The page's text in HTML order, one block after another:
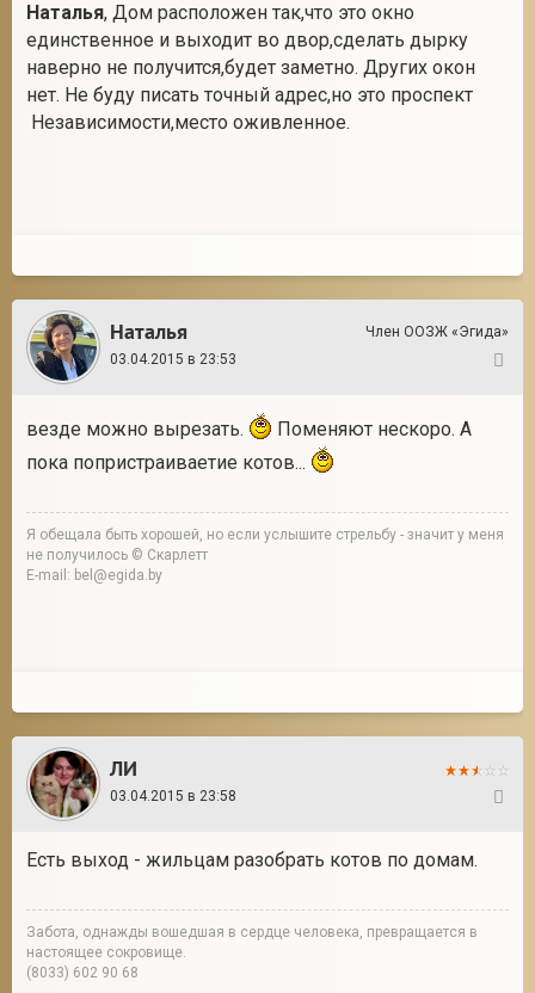
Наталья, Дом расположен так,что это окно
единственное и выходит во двор,сделать дырку
наверно не получится,будет заметно. Других окон
нет. Не буду писать точный адрес,но это проспект
Независимости,место оживленное.
Наталья
Член ООЗЖ «Эгида»
03.04.2015 в 23:53
везде можно вырезать.
Поменяют нескоро. А
пока попристраиваетие котов...
Я обещала быть хорошей, но если услышите стрельбу - значит у меня
не получилось © Скарлетт
E-mail: bel@egida.by
ЛИ
03.04.2015 в 23:58
Есть выход - жильцам разобрать котов по домам.
Забота, однажды вошедшая в сердце человека, превращается в
настоящее сокровище.
(8033) 602 90 68